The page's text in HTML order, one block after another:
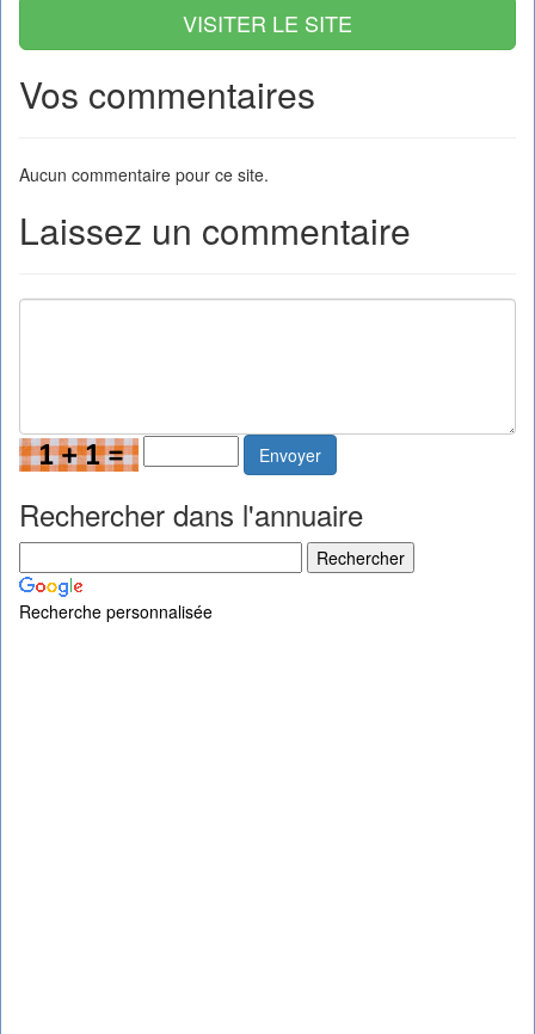
VISITER LE SITE
Vos commentaires
Aucun commentaire pour ce site.
Laissez un commentaire
Envoyer
Rechercher dans l'annuaire
Recherche personnalisée